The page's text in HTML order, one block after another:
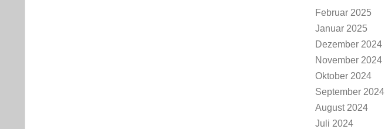
Februar 2025
Januar 2025
Dezember 2024
November 2024
Oktober 2024
September 2024
August 2024
Juli 2024